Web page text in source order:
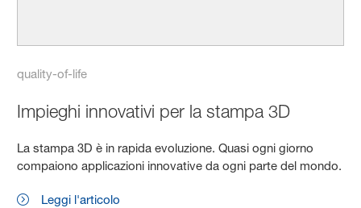
quality-of-life
Impieghi innovativi per la stampa 3D
La stampa 3D è in rapida evoluzione. Quasi ogni giorno
compaiono applicazioni innovative da ogni parte del mondo.
Leggi l'articolo